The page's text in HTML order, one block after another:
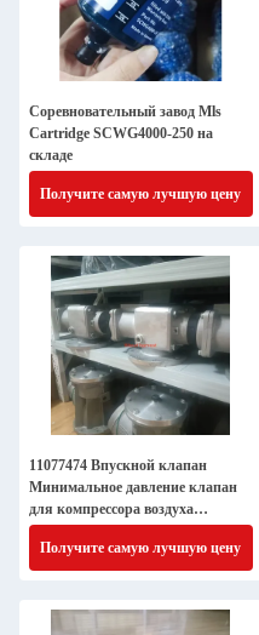
Соревновательный завод Mls
Cartridge SCWG4000-250 на
складе
Получите самую лучшую цену
11077474 Впускной клапан
Минимальное давление клапан
для компрессора воздуха
Компрессорные запасные части
Получите самую лучшую цену